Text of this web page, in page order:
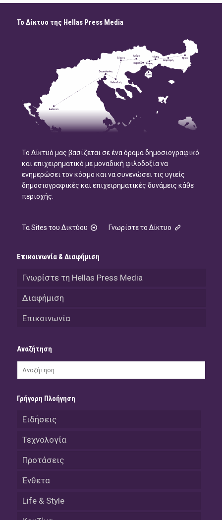
Το Δίκτυο της Hellas Press Media
Το Δίκτυό μας βασίζεται σε ένα όραμα δημοσιογραφικό
και επιχειρηματικό με μοναδική φιλοδοξία να
ενημερώσει τον κόσμο και να συνενώσει τις υγιείς
δημοσιογραφικές και επιχειρηματικές δυνάμεις κάθε
περιοχής.
Τα Sites του Δικτύου Γνωρίστε το Δίκτυο
Επικοινωνία & Διαφήμιση
Γνωρίστε τη Hellas Press Media
Διαφήμιση
Επικοινωνία
Αναζήτηση
Γρήγορη Πλοήγηση
Ειδήσεις
Τεχνολογία
Προτάσεις
Ένθετα
Life & Style